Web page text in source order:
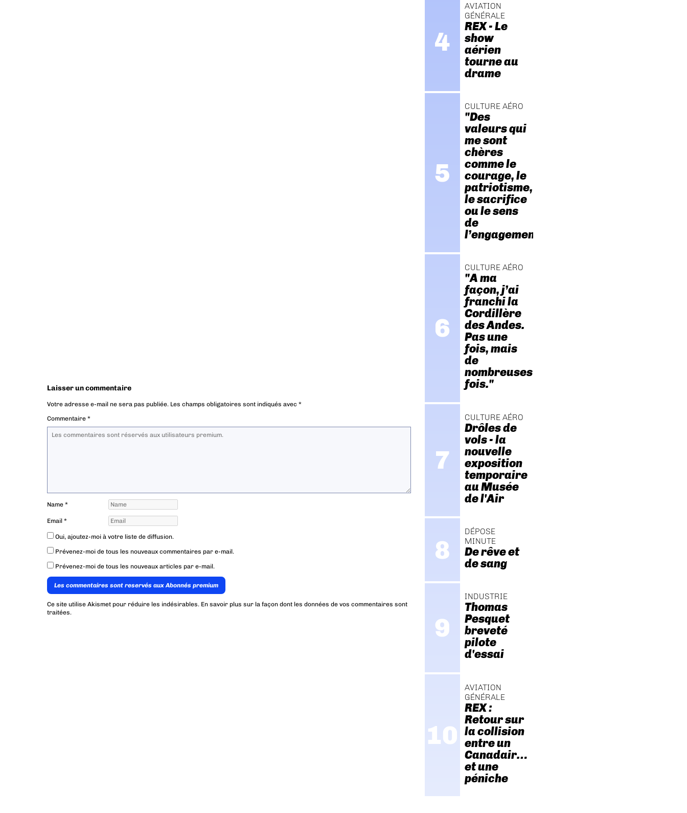
Laisser un commentaire
Votre adresse e-mail ne sera pas publiée. Les champs obligatoires sont indiqués avec *
Commentaire *
Name *
Email *
Oui, ajoutez-moi à votre liste de diffusion.
Prévenez-moi de tous les nouveaux commentaires par e-mail.
Prévenez-moi de tous les nouveaux articles par e-mail.
Les commentaires sont reservés aux Abonnés premium
Ce site utilise Akismet pour réduire les indésirables. En savoir plus sur la façon dont les données de vos commentaires sont
traitées.
AVIATION
GÉNÉRALE
REX - Le
show
aérien
tourne au
drame
CULTURE AÉRO
"Des
valeurs qui
me sont
chères
comme le
courage, le
patriotisme,
le sacrifice
ou le sens
de
l’engagement."
CULTURE AÉRO
"A ma
façon, j’ai
franchi la
Cordillère
des Andes.
Pas une
fois, mais
de
nombreuses
fois."
CULTURE AÉRO
Drôles de
vols - la
nouvelle
exposition
temporaire
au Musée
de l'Air
DÉPOSE
MINUTE
De rêve et
de sang
INDUSTRIE
Thomas
Pesquet
breveté
pilote
d'essai
AVIATION
GÉNÉRALE
REX :
Retour sur
la collision
entre un
Canadair…
et une
péniche